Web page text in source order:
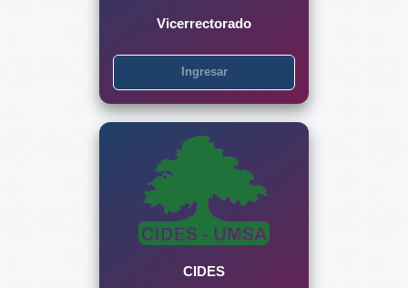
Vicerrectorado
Ingresar
CIDES